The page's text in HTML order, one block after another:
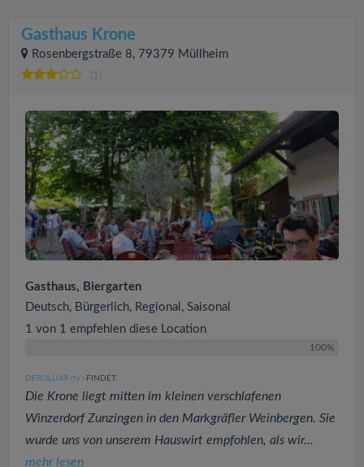
Gasthaus Krone
Rosenbergstraße 8, 79379 Müllheim
(1)
Gasthaus, Biergarten
Deutsch, Bürgerlich, Regional, Saisonal
1 von 1 empfehlen diese Location
100%
DEROLLI69 (76 ) FINDET:
Die Krone liegt mitten im kleinen verschlafenen
Winzerdorf Zunzingen in den Markgräfler Weinbergen. Sie
wurde uns von unserem Hauswirt empfohlen, als wir...
mehr lesen